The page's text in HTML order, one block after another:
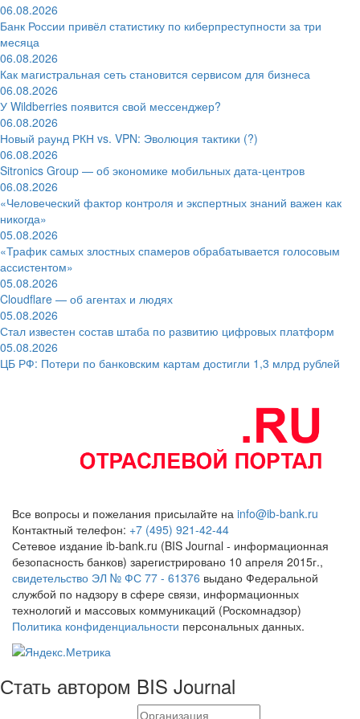
06.08.2026
Банк России привёл статистику по киберпреступности за три
месяца
06.08.2026
Как магистральная сеть становится сервисом для бизнеса
06.08.2026
У Wildberries появится свой мессенджер?
06.08.2026
Новый раунд РКН vs. VPN: Эволюция тактики (?)
06.08.2026
Sitronics Group — об экономике мобильных дата-центров
06.08.2026
«Человеческий фактор контроля и экспертных знаний важен как
никогда»
05.08.2026
«Трафик самых злостных спамеров обрабатывается голосовым
ассистентом»
05.08.2026
Cloudflare — об агентах и людях
05.08.2026
Стал известен состав штаба по развитию цифровых платформ
05.08.2026
ЦБ РФ: Потери по банковским картам достигли 1,3 млрд рублей
Все вопросы и пожелания присылайте на info@ib-bank.ru
Контактный телефон: +7 (495) 921-42-44
Сетевое издание ib-bank.ru (BIS Journal - информационная
безопасность банков) зарегистрировано 10 апреля 2015г.,
свидетельство ЭЛ № ФС 77 - 61376 выдано Федеральной
службой по надзору в сфере связи, информационных
технологий и массовых коммуникаций (Роскомнадзор)
Политика конфиденциальности персональных данных.
Стать автором BIS Journal